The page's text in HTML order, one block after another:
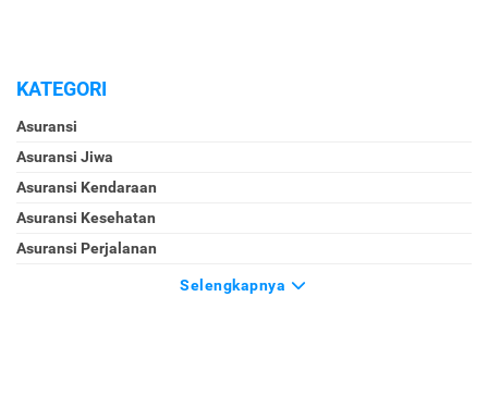
KATEGORI
Asuransi
Asuransi Jiwa
Asuransi Kendaraan
Asuransi Kesehatan
Asuransi Perjalanan
Selengkapnya